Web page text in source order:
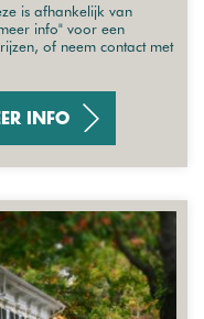
is afhankelijk van
info" voor een
of neem contact met
INFO